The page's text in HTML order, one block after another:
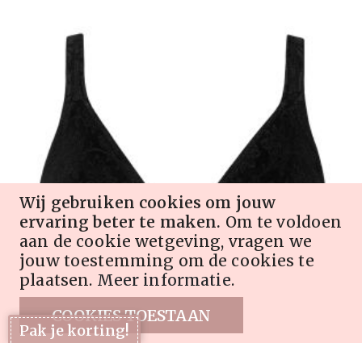
Wij gebruiken cookies om jouw
ervaring beter te maken. Om te voldoen
aan de cookie wetgeving, vragen we
jouw toestemming om de cookies te
plaatsen. Meer informatie.
COOKIES TOESTAAN
Pak je korting!